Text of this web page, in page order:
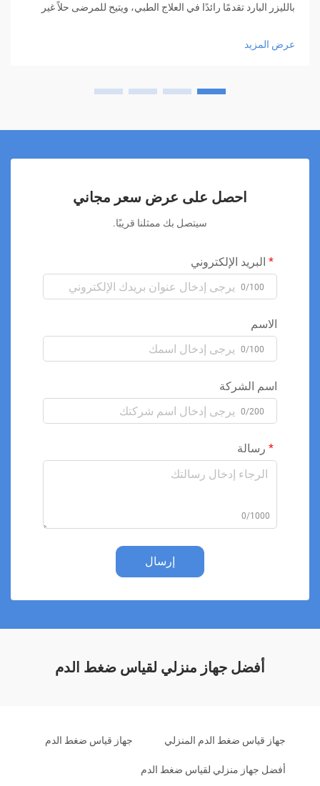
بالليزر البارد تقدمًا رائدًا في العلاج الطبي، ويتيح للمرضى حلاً غير
عمليات الشفاء الطبيعية في الجسم دون التسبب في تلف الأنسجة.
السيتوكروم سي أوكسيداز في الميتوكوندريا. يؤدي هذا الامتصاص
مجالات متعددة مثل طب العظام، والطب الرياضي، والتأهيل، وطب
وحالات ما بعد الجراحة. تتميز هذه التقنية بأنها آمنة، وخالية من الألم،
ولا تتطلب فترة نقاهة، مما يجعلها خيارًا مثاليًا للمرضى الذين يرغبون
في تجنب الجراحة أو الأدوية القوية. بالإضافة إلى ذلك، فإن جلسات
خطط العلاج السريرية. مع تزايد الأدلة السريرية على فعاليتها، يُنظر
إلى العلاج بالليزر البارد على أنه أحد الركائز المستقبلية للطب
التداخلي منخفض الخطورة.
عرض المزيد
احصل على عرض سعر مجاني
سيتصل بك ممثلنا قريبًا.
البريد الإلكتروني
0/100
الاسم
0/100
اسم الشركة
0/200
رسالة
0/1000
إرسال
أفضل جهاز منزلي لقياس ضغط الدم
جهاز قياس ضغط الدم المنزلي جهاز قياس ضغط الدم
أفضل جهاز منزلي لقياس ضغط الدم